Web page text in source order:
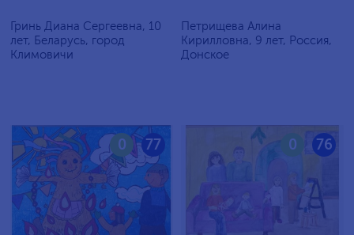
Гринь Диана Сергеевна, 10
лет, Беларусь, город
Климовичи
Петрищева Алина
Кирилловна, 9 лет, Россия,
Донское
77
0 76
0